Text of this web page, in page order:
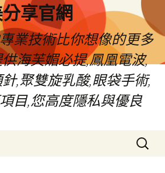
享官網
業技術比你想像的更多
海芙媚必提,鳳凰電波,
,聚雙旋乳酸,眼袋手術,
目,您高度隱私與優良
搜
尋